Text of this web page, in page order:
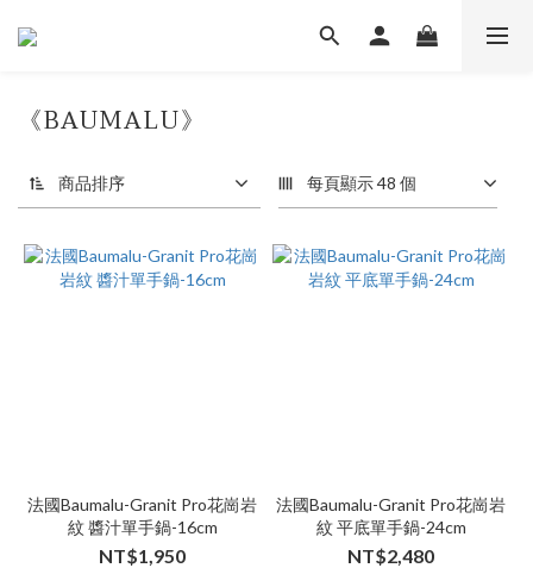
《BAUMALU》
商品排序 每頁顯示 48 個
法國Baumalu-Granit Pro花崗岩
紋 醬汁單手鍋-16cm
NT$1,950
法國Baumalu-Granit Pro花崗岩
紋 平底單手鍋-24cm
NT$2,480